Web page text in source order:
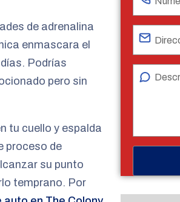
de adrenalina
enmascara el
Podrías
pero sin
tu cuello y espalda
proceso de
su punto
temprano. Por